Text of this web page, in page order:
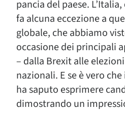
pancia del paese.
fa alcuna eccezione a
globale, che abbiamo
occasione dei principali
– dalla Brexit alle
nazionali. E se è vero
ha saputo esprimere
dimostrando un